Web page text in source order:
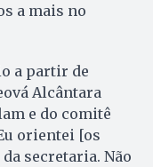
a mais no
a partir de
Alcântara
e do comitê
orientei [os
secretaria. Não